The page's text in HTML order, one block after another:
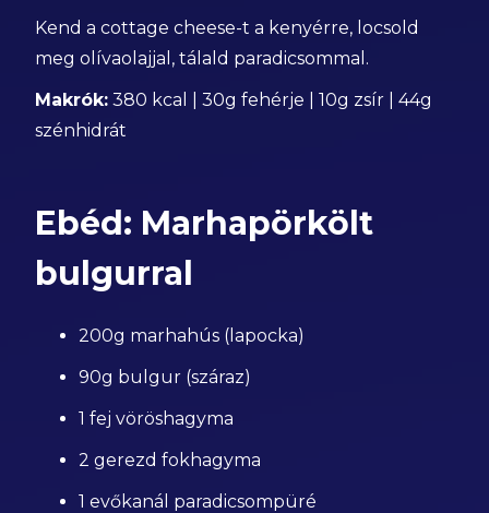
Kend a cottage cheese-t a kenyérre, locsold
meg olívaolajjal, tálald paradicsommal.
Makrók: 380 kcal | 30g fehérje | 10g zsír | 44g
szénhidrát
Ebéd: Marhapörkölt
bulgurral
200g marhahús (lapocka)
90g bulgur (száraz)
1 fej vöröshagyma
2 gerezd fokhagyma
1 evőkanál paradicsompüré